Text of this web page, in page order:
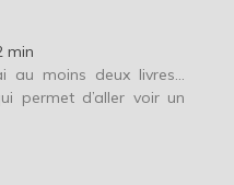
min
au moins deux livres…
permet d’aller voir un